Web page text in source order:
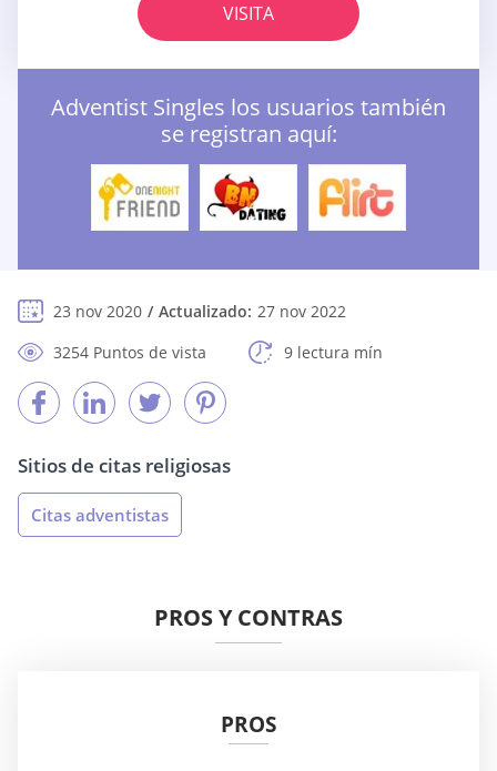
VISITA
Adventist Singles los usuarios también
se registran aquí:
23 nov 2020 Actualizado: 27 nov 2022
3254 Puntos de vista
9 lectura mín
Sitios de citas religiosas
Citas adventistas
PROS Y CONTRAS
PROS